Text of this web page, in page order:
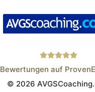
Wistor GmbH
Bewertungen auf
© 2026